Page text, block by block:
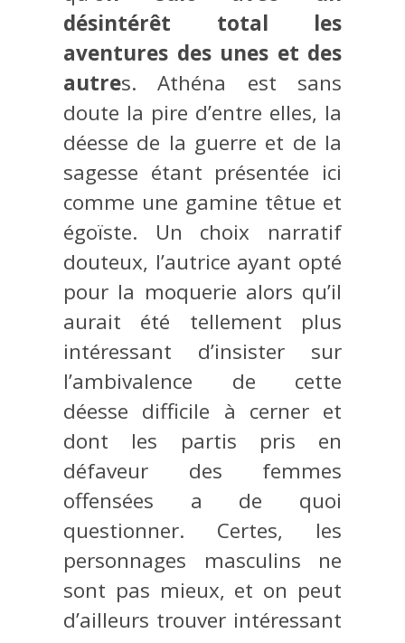
désintérêt total les
aventures des unes et des
autres. Athéna est sans
doute la pire d’entre elles, la
déesse de la guerre et de la
sagesse étant présentée ici
comme une gamine têtue et
égoïste. Un choix narratif
douteux, l’autrice ayant opté
pour la moquerie alors qu’il
aurait été tellement plus
intéressant d’insister sur
l’ambivalence de cette
déesse difficile à cerner et
dont les partis pris en
défaveur des femmes
offensées a de quoi
questionner. Certes, les
personnages masculins ne
sont pas mieux, et on peut
d’ailleurs trouver intéressant